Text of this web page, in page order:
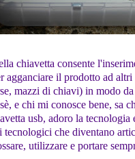
chiavetta consente
agganciare il prodotto ad altri
mazzi di chiavi) in modo
e chi mi conosce bene, sa
usb, adoro la tecnologia
tecnologici che diventano
utilizzare e portare